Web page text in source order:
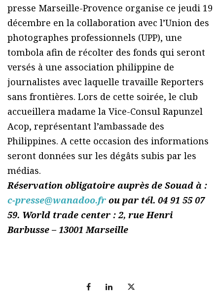
presse Marseille-Provence organise ce jeudi 19
décembre en la collaboration avec l’Union des
photographes professionnels (UPP), une
tombola afin de récolter des fonds qui seront
versés à une association philippine de
journalistes avec laquelle travaille Reporters
sans frontières. Lors de cette soirée, le club
accueillera madame la Vice-Consul Rapunzel
Acop, représentant l’ambassade des
Philippines. A cette occasion des informations
seront données sur les dégâts subis par les
médias.
Réservation obligatoire auprès de Souad à :
c-presse@wanadoo.fr ou par tél. 04 91 55 07
59. World trade center : 2, rue Henri
Barbusse – 13001 Marseille